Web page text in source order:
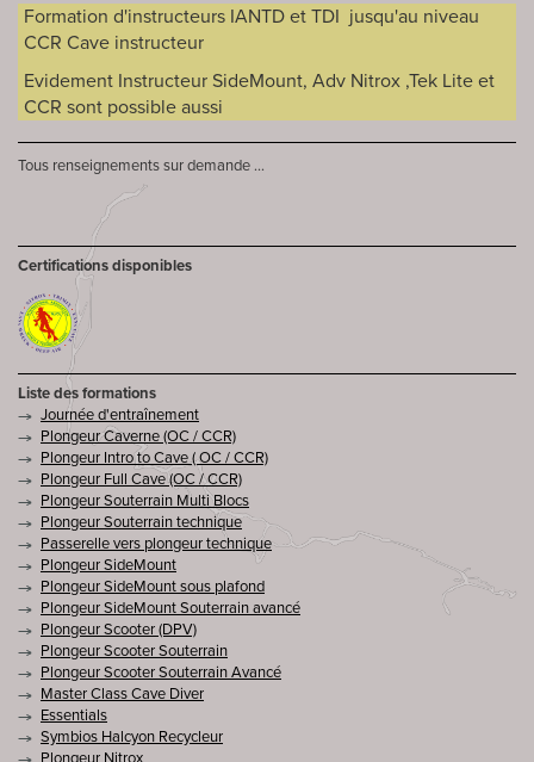
Formation d'instructeurs IANTD et TDI jusqu'au niveau
CCR Cave instructeur
Evidement Instructeur SideMount, Adv Nitrox ,Tek Lite et
CCR sont possible aussi
Tous renseignements sur demande ...
Certifications disponibles
Liste des formations
Journée d'entraînement
Plongeur Caverne (OC / CCR)
Plongeur Intro to Cave ( OC / CCR)
Plongeur Full Cave (OC / CCR)
Plongeur Souterrain Multi Blocs
Plongeur Souterrain technique
Passerelle vers plongeur technique
Plongeur SideMount
Plongeur SideMount sous plafond
Plongeur SideMount Souterrain avancé
Plongeur Scooter (DPV)
Plongeur Scooter Souterrain
Plongeur Scooter Souterrain Avancé
Master Class Cave Diver
Essentials
Symbios Halcyon Recycleur
Plongeur Nitrox